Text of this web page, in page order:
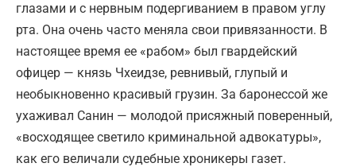
глазами и с нервным подергиванием в правом углу
рта. Она очень часто меняла свои привязанности. В
настоящее время ее «рабом» был гвардейский
офицер — князь Чхеидзе, ревнивый, глупый и
необыкновенно красивый грузин. За баронессой же
ухаживал Санин — молодой присяжный поверенный,
«восходящее светило криминальной адвокатуры»,
как его величали судебные хроникеры газет.